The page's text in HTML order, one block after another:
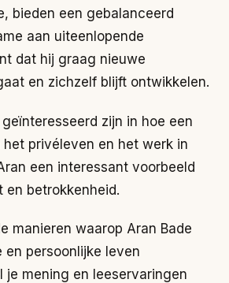
bieden een gebalanceerd
aan uiteenlopende
dat hij graag nieuwe
en zichzelf blijft ontwikkelen.
zijn in hoe een
het privéleven en het werk in
een interessant voorbeeld
betrokkenheid.
manieren waarop Aran Bade
en persoonlijke leven
je mening en leeservaringen